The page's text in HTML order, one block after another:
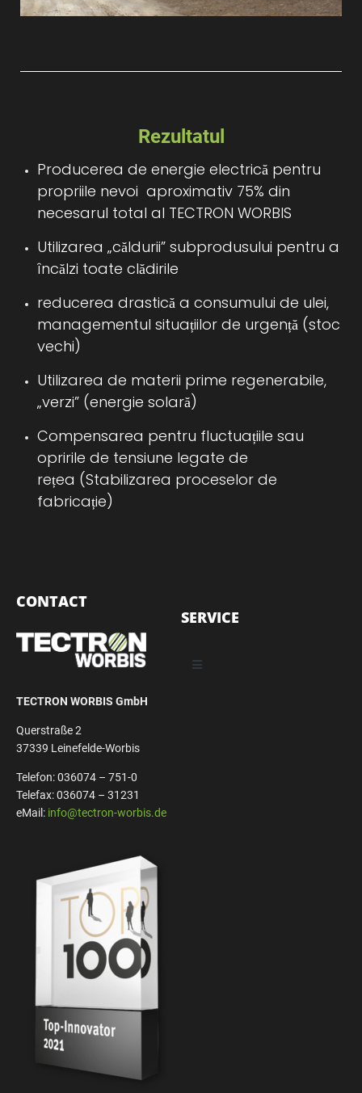
Rezultatul
Producerea de energie electrică pentru
propriile nevoi aproximativ 75% din
necesarul total al TECTRON WORBIS
Utilizarea „căldurii” subprodusului pentru a
încălzi toate clădirile
reducerea drastică a consumului de ulei,
managementul situațiilor de urgență (stoc
vechi)
Utilizarea de materii prime regenerabile,
„verzi” (energie solară)
Compensarea pentru fluctuațiile sau
opririle de tensiune legate de
rețea (Stabilizarea proceselor de
fabricație)
CONTACT
TECTRON WORBIS GmbH
Querstraße 2
37339 Leinefelde-Worbis
Telefon: 036074 – 751-0
Telefax: 036074 – 31231
eMail: info@tectron-worbis.de
SERVICE